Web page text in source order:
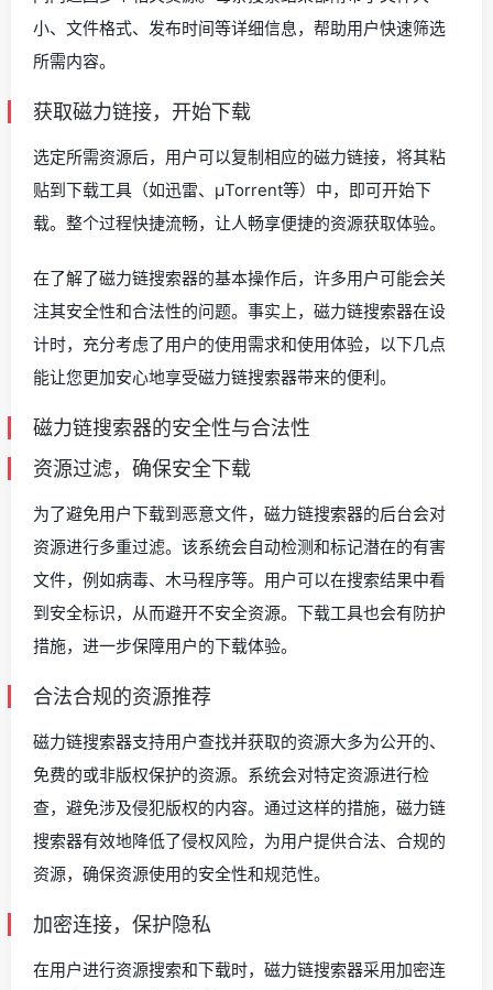
小、文件格式、发布时间等详细信息，帮助用户快速筛选
所需内容。
获取磁力链接，开始下载
选定所需资源后，用户可以复制相应的磁力链接，将其粘
贴到下载工具（如迅雷、μTorrent等）中，即可开始下
载。整个过程快捷流畅，让人畅享便捷的资源获取体验。
在了解了磁力链搜索器的基本操作后，许多用户可能会关
注其安全性和合法性的问题。事实上，磁力链搜索器在设
计时，充分考虑了用户的使用需求和使用体验，以下几点
能让您更加安心地享受磁力链搜索器带来的便利。
磁力链搜索器的安全性与合法性
资源过滤，确保安全下载
为了避免用户下载到恶意文件，磁力链搜索器的后台会对
资源进行多重过滤。该系统会自动检测和标记潜在的有害
文件，例如病毒、木马程序等。用户可以在搜索结果中看
到安全标识，从而避开不安全资源。下载工具也会有防护
措施，进一步保障用户的下载体验。
合法合规的资源推荐
磁力链搜索器支持用户查找并获取的资源大多为公开的、
免费的或非版权保护的资源。系统会对特定资源进行检
查，避免涉及侵犯版权的内容。通过这样的措施，磁力链
搜索器有效地降低了侵权风险，为用户提供合法、合规的
资源，确保资源使用的安全性和规范性。
加密连接，保护隐私
在用户进行资源搜索和下载时，磁力链搜索器采用加密连